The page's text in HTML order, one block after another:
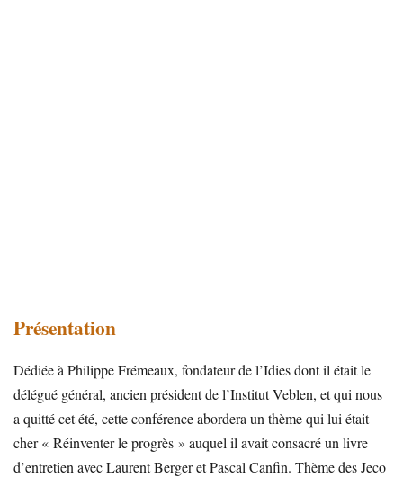
Présentation
Dédiée à Philippe Frémeaux, fondateur de l’Idies dont il était le
délégué général, ancien président de l’Institut Veblen, et qui nous
a quitté cet été, cette conférence abordera un thème qui lui était
cher « Réinventer le progrès » auquel il avait consacré un livre
d’entretien avec Laurent Berger et Pascal Canfin. Thème des Jeco